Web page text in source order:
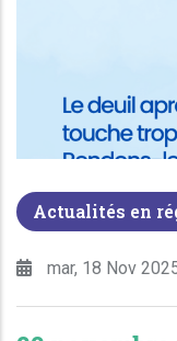
Actualités en
mar, 18 Nov